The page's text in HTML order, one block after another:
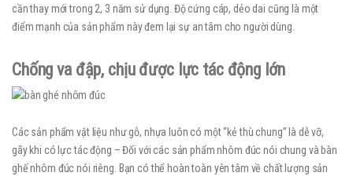
cần thay mới trong 2, 3 năm sử dụng. Độ cứng cáp, dẻo dai cũng là một
điểm mạnh của sản phẩm này đem lại sự an tâm cho người dùng.
Chống va đập, chịu được lực tác động lớn
Các sản phẩm vật liệu như gỗ, nhựa luôn có một “kẻ thù chung” là dễ vỡ,
gãy khi có lực tác động – Đối với các sản phẩm nhôm đúc nói chung và bàn
ghế nhôm đúc nói riêng. Bạn có thể hoàn toàn yên tâm về chất lượng sản